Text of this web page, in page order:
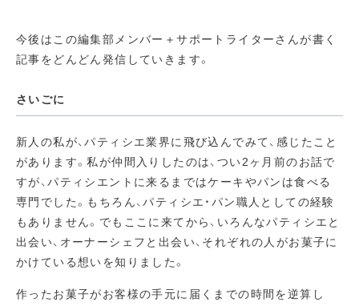
今後はこの編集部メンバー＋サポートライターさんが書く
記事をどんどん発信していきます。
さいごに
新人の私が、パティシエ業界に飛び込んでみて、感じたこと
があります。私が仲間入りしたのは、つい2ヶ月前のお話で
すが、パティシエントに来るまではケーキやパンは食べる
専門でした。もちろん、パティシエ・パン職人としての経験
もありません。でもここに来てから、いろんなパティシエと
出会い、オーナーシェフと出会い、それぞれの人がお菓子に
かけている想いを知りました。
作ったお菓子がお客様の手元に届くまでの時間を逆算し